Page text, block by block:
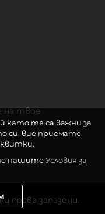
на твое
права запазени.
като те са важни за
си, вие приемате
нашитеУсловия за